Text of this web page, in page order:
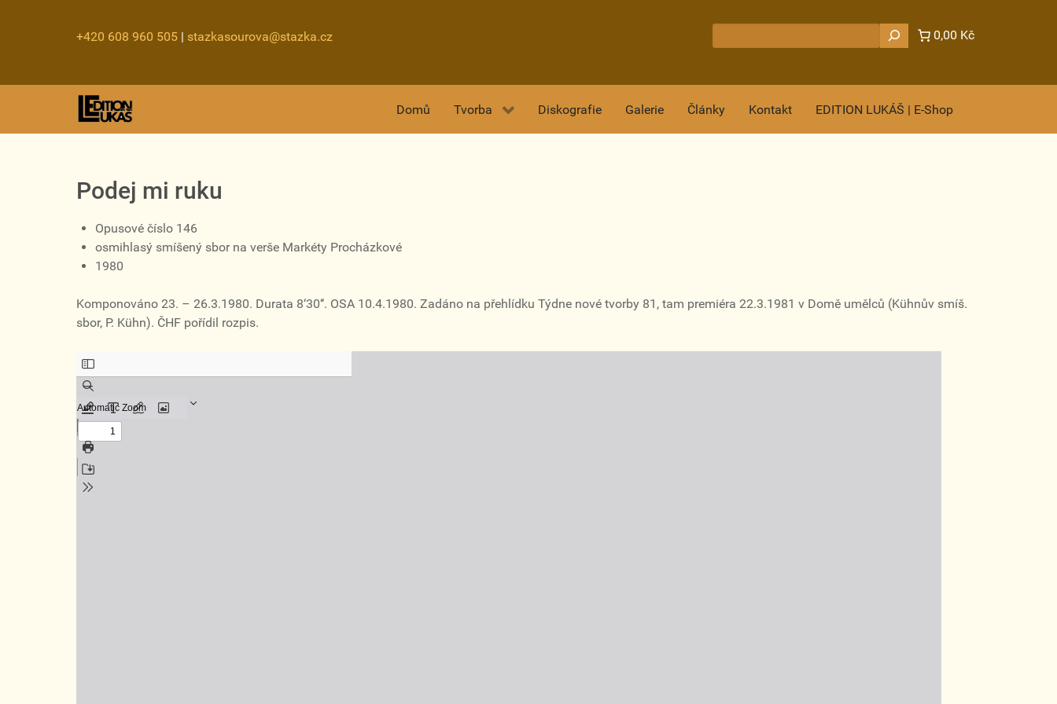
+420 608 960 505 | stazkasourova@stazka.cz 0,00 Kč
Domů Tvorba Diskografie Galerie Články Kontakt EDITION LUKÁŠ | E-Shop
Podej mi ruku
Opusové číslo 146
osmihlasý smíšený sbor na verše Markéty Procházkové
1980
Komponováno 23. – 26.3.1980. Durata 8‘30‘‘. OSA 10.4.1980. Zadáno na přehlídku Týdne nové tvorby 81, tam premiéra 22.3.1981 v Domě umělců (Kühnův smíš.
sbor, P. Kühn). ČHF pořídil rozpis.